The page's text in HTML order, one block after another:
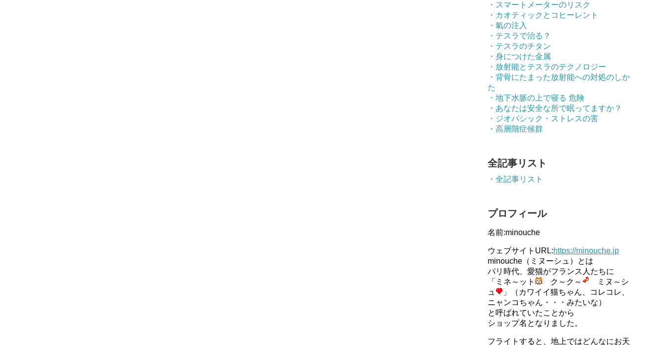
・スマートメーターのリスク
・カオティックとコヒーレント
・氣の注入
・テスラで治る？
・テスラのチタン
・身につけた金属
・放射能とテスラのテクノロジー
・背骨にたまった放射能への対処のしか
た
・地下水脈の上で寝る 危険
・あなたは安全な所で眠ってますか？
・ジオパシック・ストレスの害
・高層階症候群
全記事リスト
・全記事リスト
プロフィール
名前:minouche
ウェブサイトURL:https://minouche.jp
minouche（ミヌーシュ）とは
パリ時代、愛猫がフランス人たちに
「ミネ～ット
ク～ク～
ミヌ～シ
ュ
」（カワイイ猫ちゃん、コレコレ、
ニャンコちゃん・・・みたいな）
と呼ばれていたことから
ショップ名となりました。
フライトすると、地上ではどんなにお天